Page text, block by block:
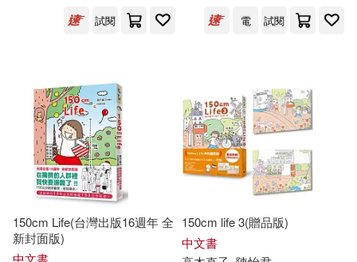
試閱 電 試閱
150cm Life(台灣出版16週年 全
新封面版)
中文書
150cm life 3(贈品版)
中文書